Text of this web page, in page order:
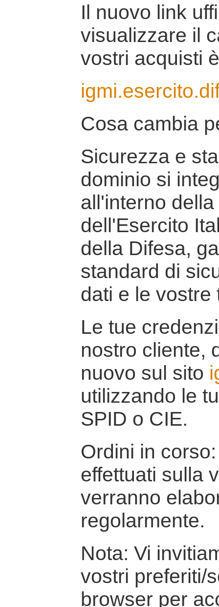
Il nuovo link
visualizzare il
vostri acquisti
Cosa cambia
Sicurezza e
dominio si
all'interno
dell'Esercito
della Difesa,
standard di
dati e le vostre
Le tue
nostro cliente,
nuovo sul sito
utilizzando le
SPID o CIE.
Ordini in
effettuati sulla
verranno
regolarmente.
Nota: Vi
vostri preferiti/
browser per